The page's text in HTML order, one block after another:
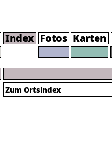
Index Fotos Karten
Zum Ortsindex